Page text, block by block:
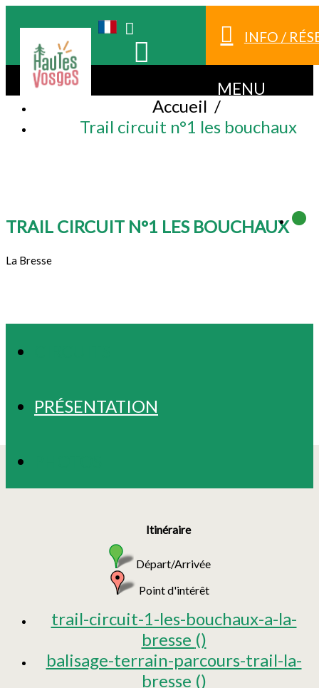
INFO /
MENU
Accueil /
Trail circuit n°1 les bouchaux
TRAIL CIRCUIT N°1 LES BOUCHAUX
La Bresse
PRÉSENTATION
Itinéraire
Départ/Arrivée
Point d'intérêt
trail-circuit-1-les-bouchaux-a-la-
bresse ()
balisage-terrain-parcours-trail-la-
bresse ()